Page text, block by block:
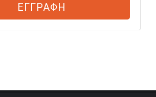
ΕΓΓΡΑΦΗ